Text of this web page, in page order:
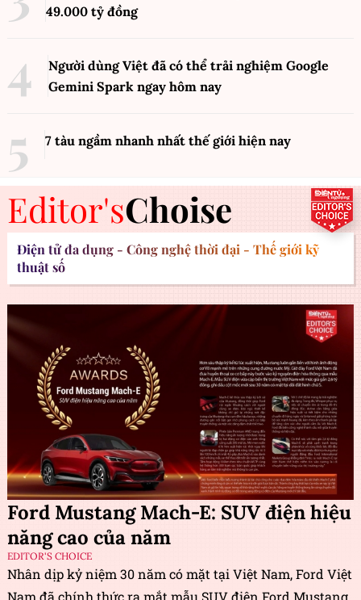
49.000 tỷ đồng
Người dùng Việt đã có thể trải nghiệm Google
Gemini Spark ngay hôm nay
7 tàu ngầm nhanh nhất thế giới hiện nay
Editor'sChoise
Điện tử đa dụng - Công nghệ thời đại - Thế giới kỹ
thuật số
Ford Mustang Mach-E: SUV điện hiệu
năng cao của năm
EDITOR'S CHOICE
Nhân dịp kỷ niệm 30 năm có mặt tại Việt Nam, Ford Việt
Nam đã chính thức ra mắt mẫu SUV điện Ford Mustang